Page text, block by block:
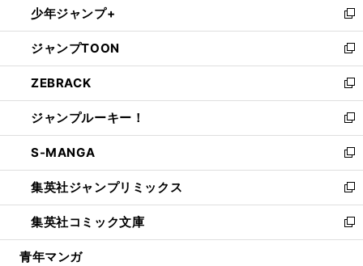
で
開
く
ド
ウ
で
開
く
ィ
ン
ド
ウ
で
開
く
い
ウ
ィ
ン
ド
ウ
で
開
く
少年ジャンプ+
新
し
い
ウ
ィ
ン
ド
ウ
で
開
く
ジャンプTOON
新
し
い
ウ
ィ
ン
ド
ウ
で
開
く
ZEBRACK
新
し
い
ウ
ィ
ン
ド
ウ
で
開
ジャンプルーキー！
新
し
い
ウ
ィ
ン
ド
ウ
S-MANGA
新
し
い
ウ
ィ
ン
集英社ジャンプリミックス
新
し
い
ウ
集英社コミック文庫
新
し
青年マンガ